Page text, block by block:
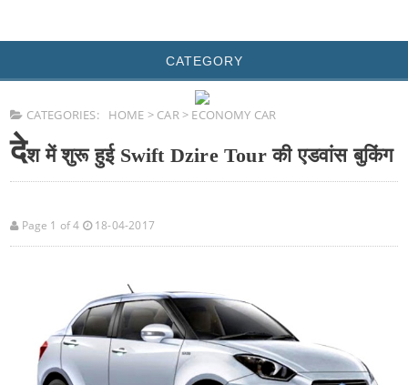
CATEGORY
CATEGORIES: HOME > CAR> ECONOMY CAR
देश में शुरू हुई Swift Dzire Tour की एडवांस बुकिंग
Page 1 of 4 18-04-2017